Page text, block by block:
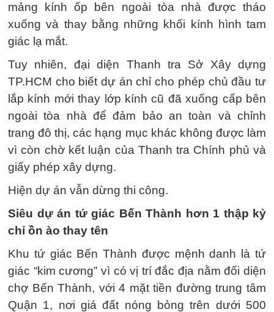
mảng kính ốp bên ngoài tòa nhà được tháo
xuống và thay bằng những khối kính hình tam
giác lạ mắt.
Tuy nhiên, đại diện Thanh tra Sở Xây dựng
TP.HCM cho biết dự án chỉ cho phép chủ đầu tư
lắp kính mới thay lớp kính cũ đã xuống cấp bên
ngoài tòa nhà để đảm bảo an toàn và chỉnh
trang đô thị, các hạng mục khác không được làm
vì còn chờ kết luận của Thanh tra Chính phủ và
giấy phép xây dựng.
Hiện dự án vẫn dừng thi công.
Siêu dự án tứ giác Bến Thành hơn 1 thập kỷ
chỉ ồn ào thay tên
Khu tứ giác Bến Thành được mệnh danh là tứ
giác “kim cương” vì có vị trí đắc địa nằm đối diện
chợ Bến Thành, với 4 mặt tiền đường trung tâm
Quận 1, nơi giá đất nóng bỏng trên dưới 500